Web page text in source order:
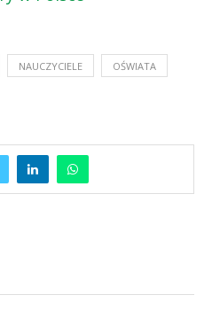
NAUCZYCIELE OŚWIATA